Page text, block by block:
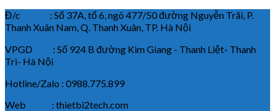
Đ/c : Số 37A, tổ 6, ngõ 477/50 đường Nguyễn Trãi, P.
Thanh Xuân Nam, Q. Thanh Xuân, TP. Hà Nội
VPGD : Số 924 B đường Kim Giang - Thanh Liệt- Thanh
Trì- Hà Nội
Hotline/Zalo : 0988.775.899
Web : thietbi2tech.com